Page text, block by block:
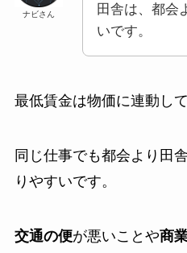
ナビさん
田舎は、都会
いです。
最低賃金は物価に連動して
同じ仕事でも都会より田
りやすいです。
交通の便が悪いことや商